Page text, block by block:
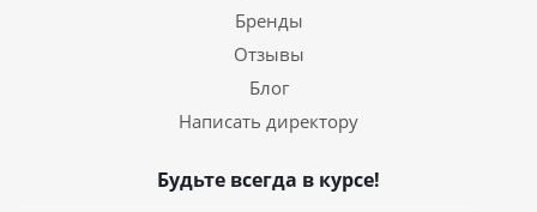
Бренды
Отзывы
Блог
Написать директору
Будьте всегда в курсе!